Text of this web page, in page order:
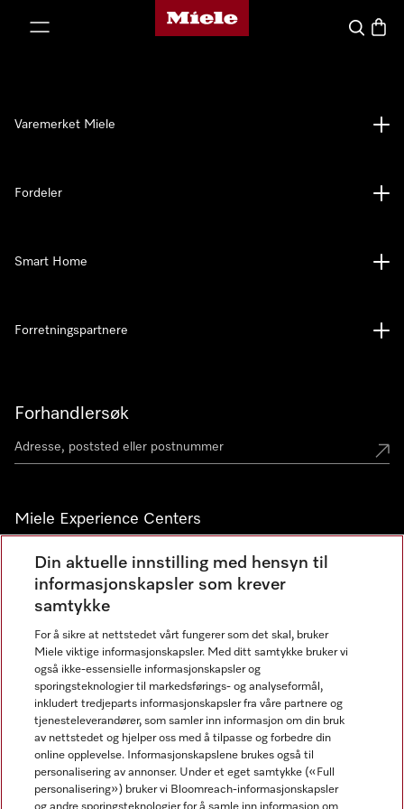
Mieles hjemmeside
Søk
Forhandlersøk
Miele Experience Centers
Miele Experience Center Nesbru
Miele Outlet Nesbru
Nyhetsbrev
Varemerket Miele
Fordeler
Smart Home
Forretningspartnere
Din aktuelle innstilling med hensyn til
informasjonskapsler som krever
samtykke
For å sikre at nettstedet vårt fungerer som det skal, bruker
Miele viktige informasjonskapsler. Med ditt samtykke bruker vi
også ikke-essensielle informasjonskapsler og
sporingsteknologier til markedsførings- og analyseformål,
inkludert tredjeparts informasjonskapsler fra våre partnere og
tjenesteleverandører, som samler inn informasjon om din bruk
av nettstedet og hjelper oss med å tilpasse og forbedre din
online opplevelse. Informasjonskapslene brukes også til
personalisering av annonser. Under et eget samtykke («Full
personalisering») bruker vi Bloomreach-informasjonskapsler